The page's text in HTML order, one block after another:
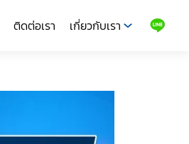
ติดต่อเรา
เกี่ยวกับเรา